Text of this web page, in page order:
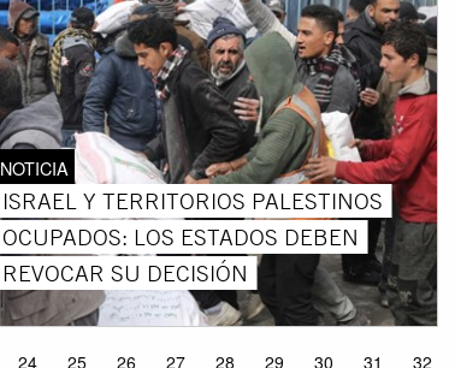
NOTICIA
ISRAEL Y TERRITORIOS PALESTINOS
OCUPADOS: LOS ESTADOS DEBEN
REVOCAR SU DECISIÓN
24 25 26 27 28 29 30 31
32